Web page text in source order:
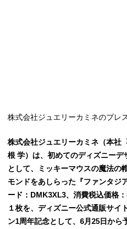
株式会社ジュエリーカミネのプレ
株式会社ジュエリーカミネ（本社
根 学）は、初めてのディズニー
として、ミッキーマウスの魔法の
モンドをあしらった『ファンタジ
ード：DMK3XL3、消費税込価格
１枚を、ディズニー公式通販サ
ン1周年記念として、6月25日から